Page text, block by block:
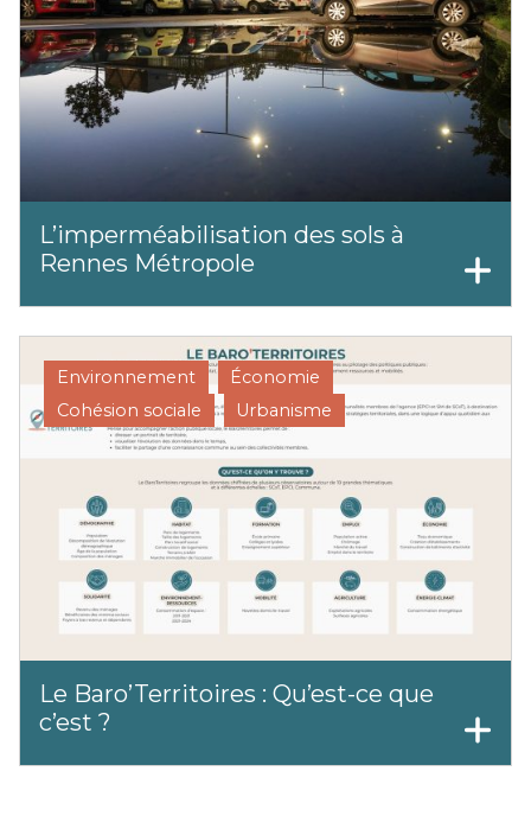
L’imperméabilisation des sols à
Rennes Métropole
Environnement
Économie
Cohésion sociale
Urbanisme
Le Baro’Territoires : Qu’est-ce que
c’est ?